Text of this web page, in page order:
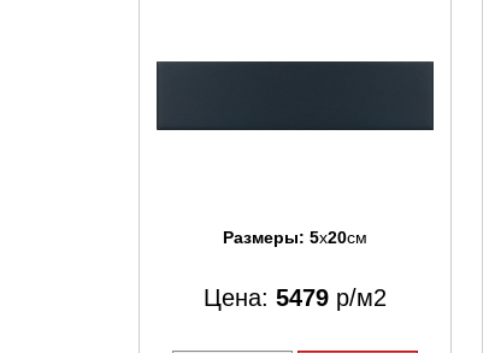
Размеры: 5x20см
Цена: 5479р/м2